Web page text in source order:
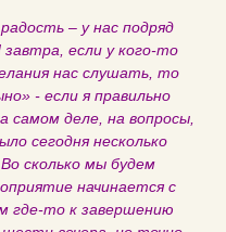
– у нас подряд
если у кого-то
нас слушать, то
- если я правильно
самом деле, на вопросы,
сегодня несколько
сколько мы будем
начинается с
где-то к завершению